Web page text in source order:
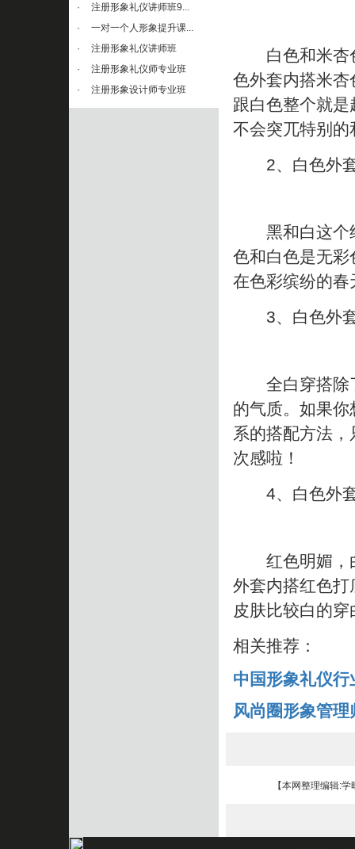
·
注册形象礼仪讲师班9...
·
一对一个人形象提升课...
·
注册形象礼仪讲师班
·
注册形象礼仪师专业班
·
注册形象设计师专业班
白色和米杏色
色外套内搭米
跟白色整个就
不会突兀特别的
2、白色外套
黑和白这个经
色和白色是无
在色彩缤纷的
3、白色外套
全白穿搭除了
的气质。如果
系的搭配方法
次感啦！
4、白色外套
红色明媚，白
外套内搭红色
皮肤比较白的
相关推荐：
中国形象礼仪
风尚圈形象管理
【本网整理编辑:学